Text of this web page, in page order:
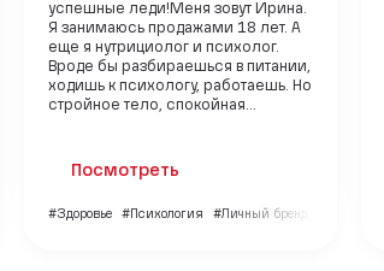
успешные леди!Меня зовут Ирина.
Я занимаюсь продажами 18 лет. А
еще я нутрициолог и психолог.
Вроде бы разбираешься в питании,
ходишь к психологу, работаешь. Но
стройное тело, спокойная...
Посмотреть
#Здоровье #Психология #Личный бренд